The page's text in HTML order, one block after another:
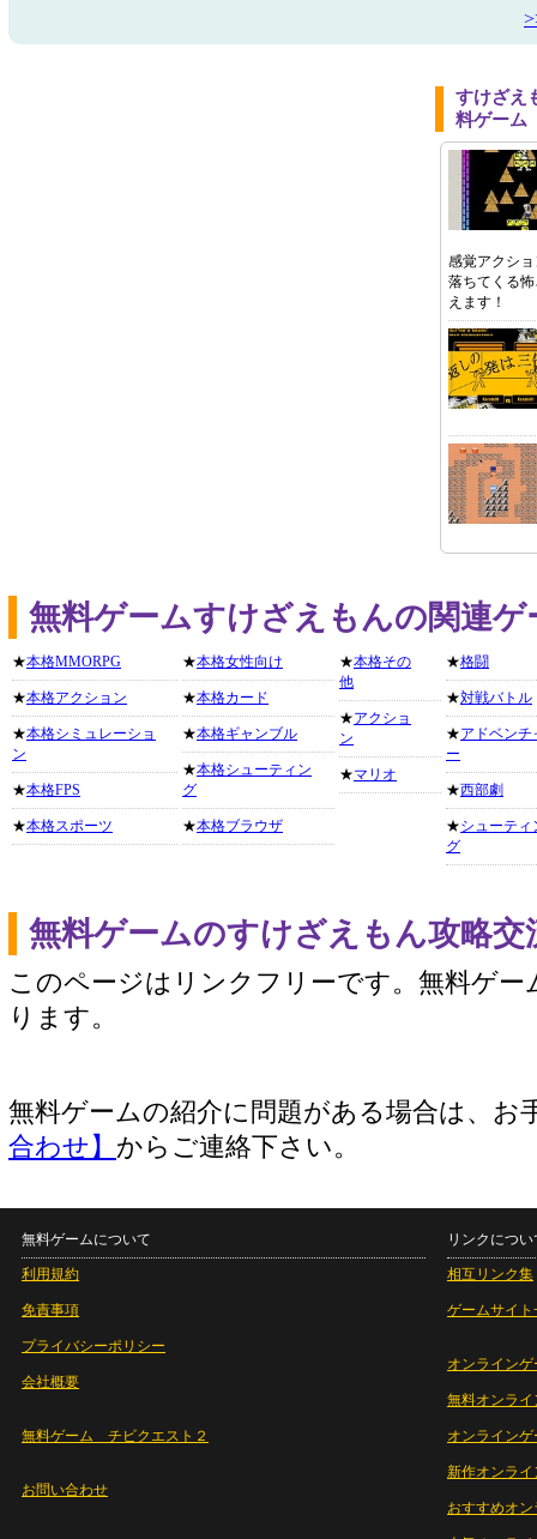
すけざえ
料ゲーム
感覚アクシ
落ちてくる
えます！
無料ゲームすけざえもんの関連
★本格MMORPG
★本格アクション
★本格シミュレーショ
ン
★本格FPS
★本格スポーツ
★本格女性向け
★本格カード
★本格ギャンブル
★本格シューティン
グ
★本格ブラウザ
★本格その
他
★アクショ
ン
★マリオ
★格闘
★対戦バトル
★アドベンチ
ー
★西部劇
★シューティ
グ
無料ゲームのすけざえもん攻略
このページはリンクフリーです。無料ゲー
ります。
無料ゲームの紹介に問題がある場合は、お
合わせ】 からご連絡下さい。
無料ゲームについて
利用規約
免責事項
プライバシーポリシー
会社概要
無料ゲーム チビクエスト２
お問い合わせ
リンクについ
相互リンク集
ゲームサイト
オンラインゲ
無料オンライ
オンライン
新作オンライ
おすすめオ